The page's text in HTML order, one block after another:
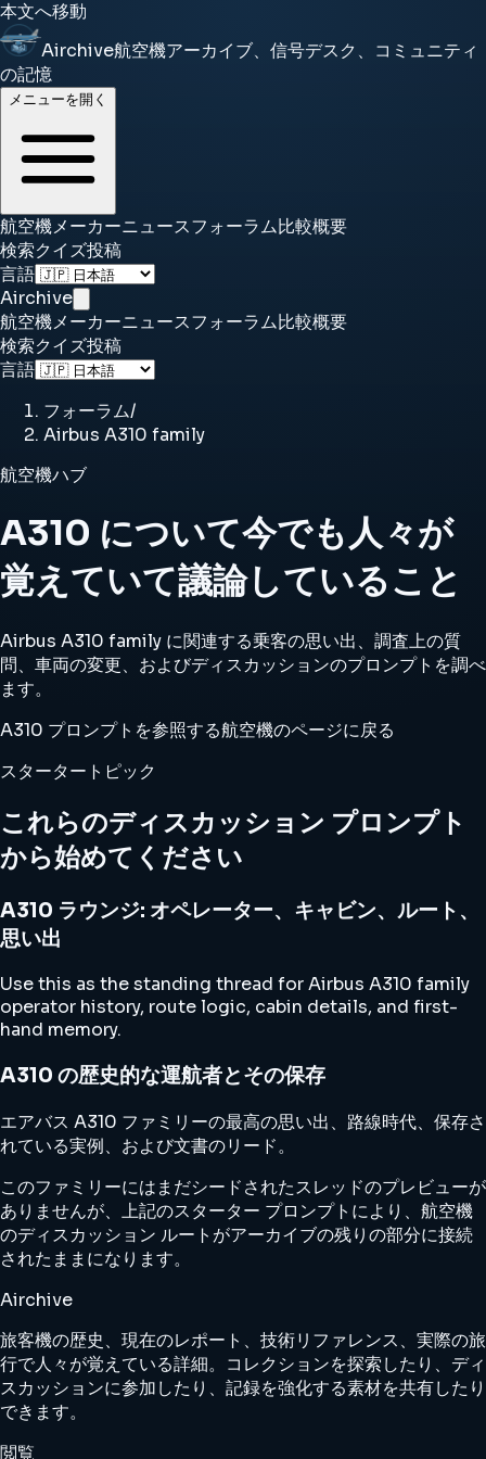
本文へ移動
Airchive航空機アーカイブ、信号デスク、コミュニティ
の記憶
メニューを開く
航空機メーカーニュースフォーラム比較概要
検索クイズ投稿
言語
Airchive
航空機メーカーニュースフォーラム比較概要
検索クイズ投稿
言語
フォーラム/
Airbus A310 family
航空機ハブ
A310 について今でも人々が
覚えていて議論していること
Airbus A310 family に関連する乗客の思い出、調査上の質
問、車両の変更、およびディスカッションのプロンプトを調べ
ます。
A310 プロンプトを参照する航空機のページに戻る
スタータートピック
これらのディスカッション プロンプト
から始めてください
A310 ラウンジ: オペレーター、キャビン、ルート、
思い出
Use this as the standing thread for Airbus A310 family
operator history, route logic, cabin details, and first-
hand memory.
A310 の歴史的な運航者とその保存
エアバス A310 ファミリーの最高の思い出、路線時代、保存さ
れている実例、および文書のリード。
このファミリーにはまだシードされたスレッドのプレビューが
ありませんが、上記のスターター プロンプトにより、航空機
のディスカッション ルートがアーカイブの残りの部分に接続
されたままになります。
Airchive
旅客機の歴史、現在のレポート、技術リファレンス、実際の旅
行で人々が覚えている詳細。コレクションを探索したり、ディ
スカッションに参加したり、記録を強化する素材を共有したり
できます。
閲覧